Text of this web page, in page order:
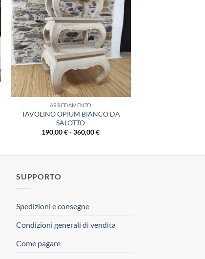
Aggiungi
alla lista
dei
desideri
ARREDAMENTO
TAVOLINO OPIUM BIANCO DA
SALOTTO
190,00€-360,00€Fascia
SUPPORTO
Spedizioni e consegne
Condizioni generali di vendita
Come pagare